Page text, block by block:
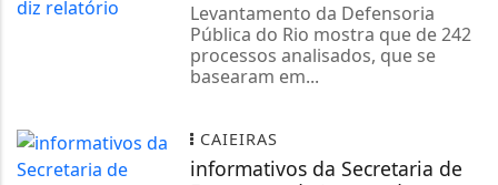
Levantamento da Defensoria
Pública do Rio mostra que de 242
processos analisados, que se
basearam em...
CAIEIRAS
informativos da Secretaria de